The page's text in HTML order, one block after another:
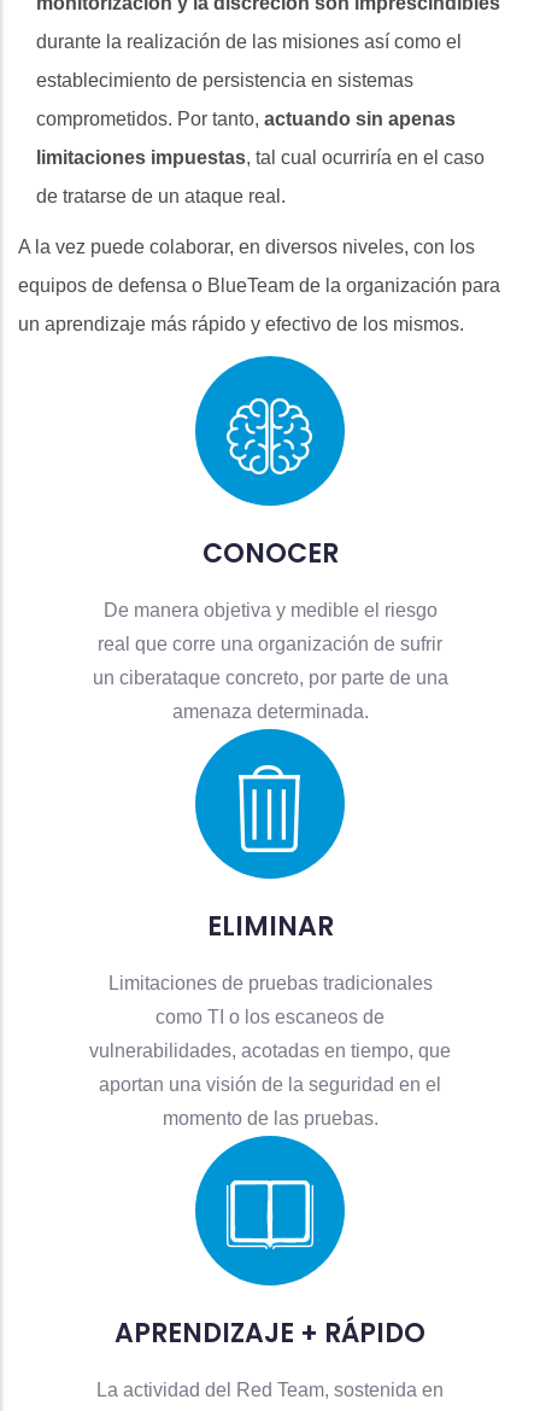
durante la realización de las misiones así como el
establecimiento de persistencia en sistemas
comprometidos. Por tanto, actuando sin apenas
limitaciones impuestas, tal cual ocurriría en el caso
de tratarse de un ataque real.
A la vez puede colaborar, en diversos niveles, con los
equipos de defensa o BlueTeam de la organización para
un aprendizaje más rápido y efectivo de los mismos.
CONOCER
De manera objetiva y medible el riesgo
real que corre una organización de sufrir
un ciberataque concreto, por parte de una
amenaza determinada.
ELIMINAR
Limitaciones de pruebas tradicionales
como TI o los escaneos de
vulnerabilidades, acotadas en tiempo, que
aportan una visión de la seguridad en el
momento de las pruebas.
APRENDIZAJE + RÁPIDO
La actividad del Red Team, sostenida en